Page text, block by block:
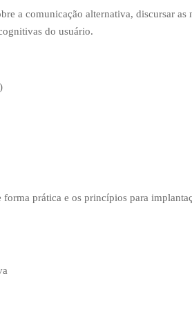
a comunicação alternativa, discursar
do usuário.
prática e os princípios para